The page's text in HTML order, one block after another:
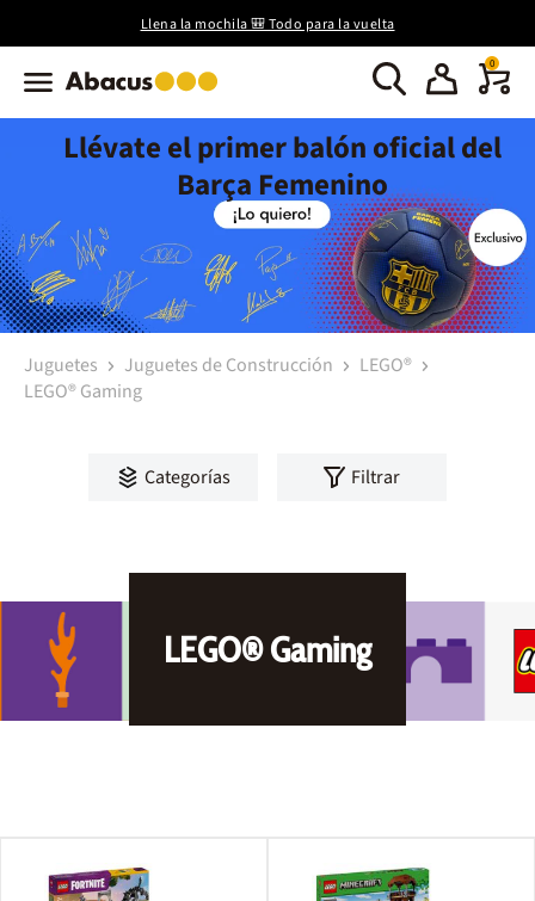
Llena la mochila 🎒 Todo para la vuelta
0
Llévate el primer balón oficial del
Barça Femenino
Juguetes Juguetes de Construcción
LEGO®
LEGO® Gaming
Categorías Filtrar
LEGO® Gaming